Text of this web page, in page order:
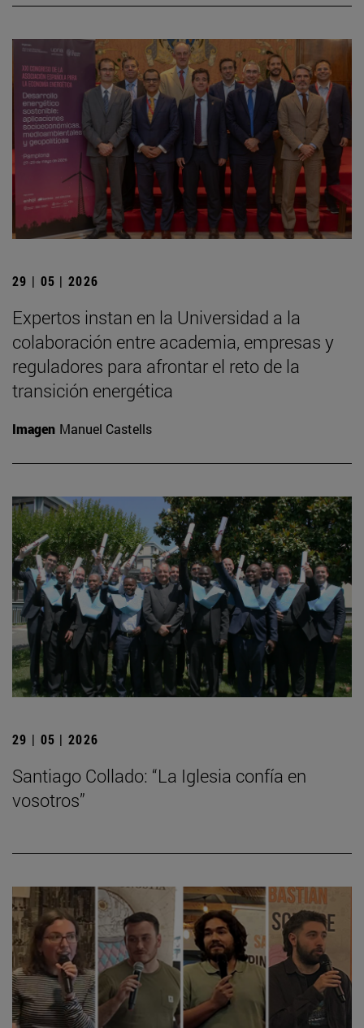
29 | 05 | 2026
Expertos instan en la Universidad a la
colaboración entre academia, empresas y
reguladores para afrontar el reto de la
transición energética
Imagen Manuel Castells
29 | 05 | 2026
Santiago Collado: “La Iglesia confía en
vosotros”